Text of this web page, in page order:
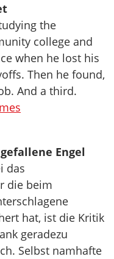
the
college and
when he lost his
Then he found,
And a third.
Engel
das
die beim
hat, ist die Kritik
geradezu
Selbst namhafte